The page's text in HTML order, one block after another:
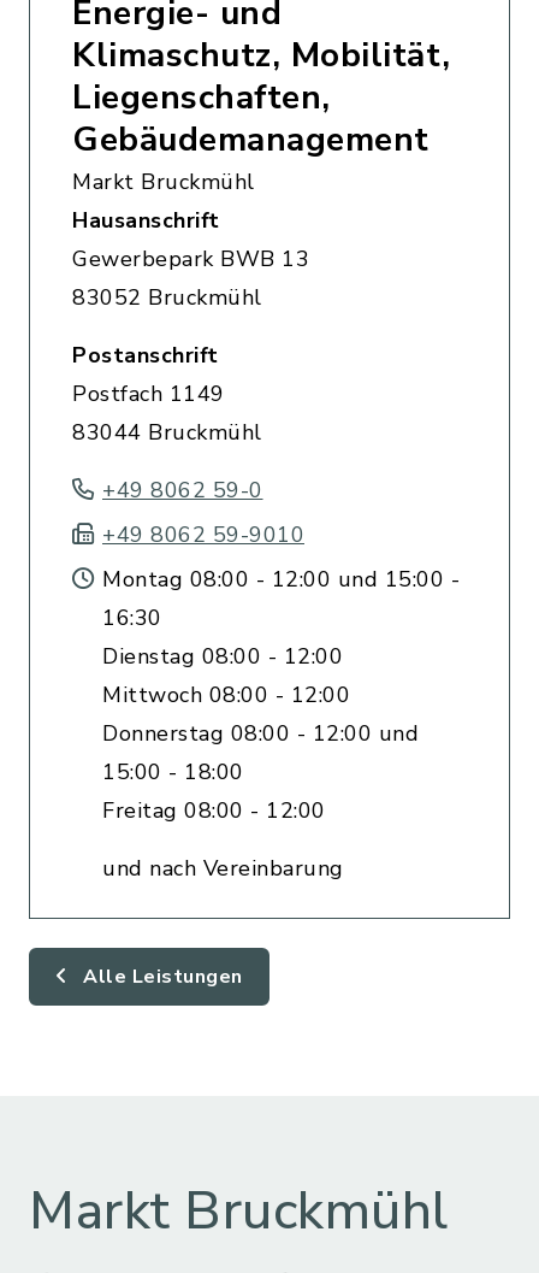
Energie- und
Klimaschutz, Mobilität,
Liegenschaften,
Gebäudemanagement
Markt Bruckmühl
Hausanschrift
Gewerbepark BWB 13
83052 Bruckmühl
Postanschrift
Postfach 1149
83044 Bruckmühl
+49 8062 59-0
+49 8062 59-9010
Montag 08:00 - 12:00 und 15:00 -
16:30
Dienstag 08:00 - 12:00
Mittwoch 08:00 - 12:00
Donnerstag 08:00 - 12:00 und
15:00 - 18:00
Freitag 08:00 - 12:00
und nach Vereinbarung
Alle Leistungen
Markt Bruckmühl